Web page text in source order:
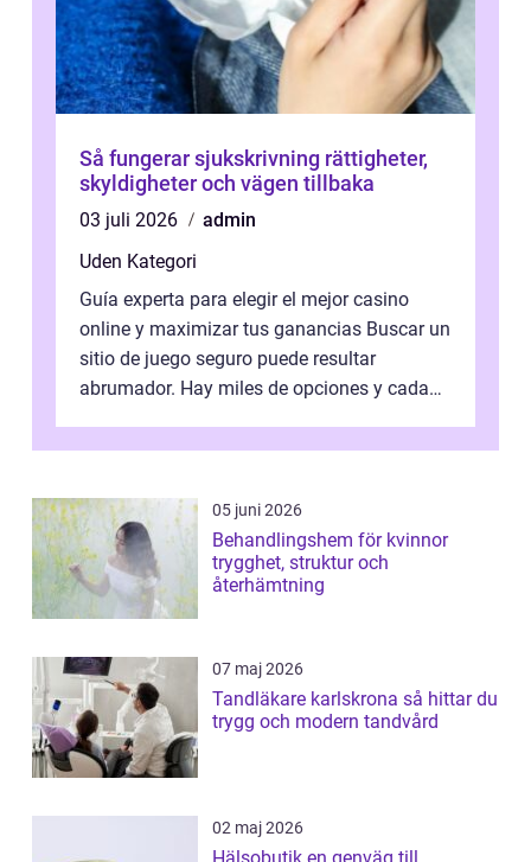
Så fungerar sjukskrivning rättigheter,
skyldigheter och vägen tillbaka
03 juli 2026
admin
Uden Kategori
Guía experta para elegir el mejor casino
online y maximizar tus ganancias Buscar un
sitio de juego seguro puede resultar
abrumador. Hay miles de opciones y cada
05 juni 2026
Behandlingshem för kvinnor
trygghet, struktur och
återhämtning
07 maj 2026
Tandläkare karlskrona så hittar du
trygg och modern tandvård
02 maj 2026